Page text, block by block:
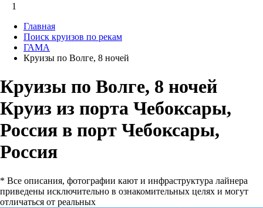
1
Главная
Поиск круизов по рекам
ГАМА
Круизы по Волге, 8 ночей
Круизы по Волге, 8 ночей
Круиз из порта Чебоксары,
Россия в порт Чебоксары,
Россия
* Все описания, фотографии кают и инфраструктура лайнера
приведены исключительно в ознакомительных целях и могут
отличаться от реальных